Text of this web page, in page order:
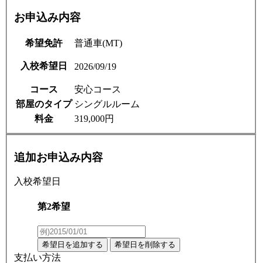
お申込み内容
希望免許 普通車(MT)
入校希望日 2026/09/19
コース
安心コース
部屋のタイプ シングルルーム
料金
319,000円
追加お申込み内容
入校希望日
第2希望
支払い方法